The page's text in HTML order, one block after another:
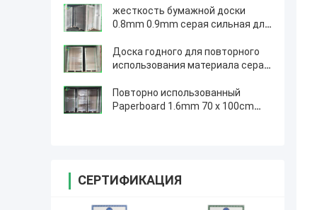
жесткость бумажной доски
0.8mm 0.9mm серая сильная для
Доска годного для повторного
использования материала серая
связывателей кольца
Повторно использованный
Paperboard 1.6mm 70 x 100cm
СЕРТИФИКАЦИЯ